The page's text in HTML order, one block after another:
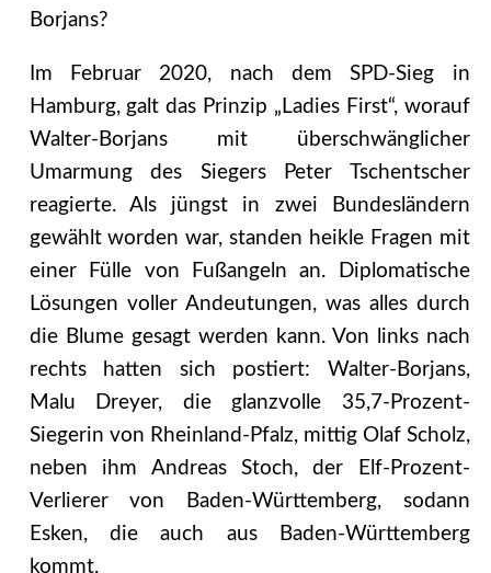
Borjans?
Im Februar 2020, nach dem SPD-Sieg in
Hamburg, galt das Prinzip „Ladies First“, worauf
Walter-Borjans mit überschwänglicher
Umarmung des Siegers Peter Tschentscher
reagierte. Als jüngst in zwei Bundesländern
gewählt worden war, standen heikle Fragen mit
einer Fülle von Fußangeln an. Diplomatische
Lösungen voller Andeutungen, was alles durch
die Blume gesagt werden kann. Von links nach
rechts hatten sich postiert: Walter-Borjans,
Malu Dreyer, die glanzvolle 35,7-Prozent-
Siegerin von Rheinland-Pfalz, mittig Olaf Scholz,
neben ihm Andreas Stoch, der Elf-Prozent-
Verlierer von Baden-Württemberg, sodann
Esken, die auch aus Baden-Württemberg
kommt.